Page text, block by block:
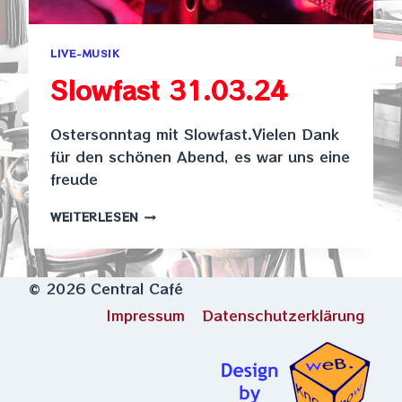
LIVE-MUSIK
Slowfast 31.03.24
Ostersonntag mit Slowfast.Vielen Dank
für den schönen Abend, es war uns eine
freude
WEITERLESEN SLOWFAST
© 2026 Central Café
Impressum
Datenschutzerklärung